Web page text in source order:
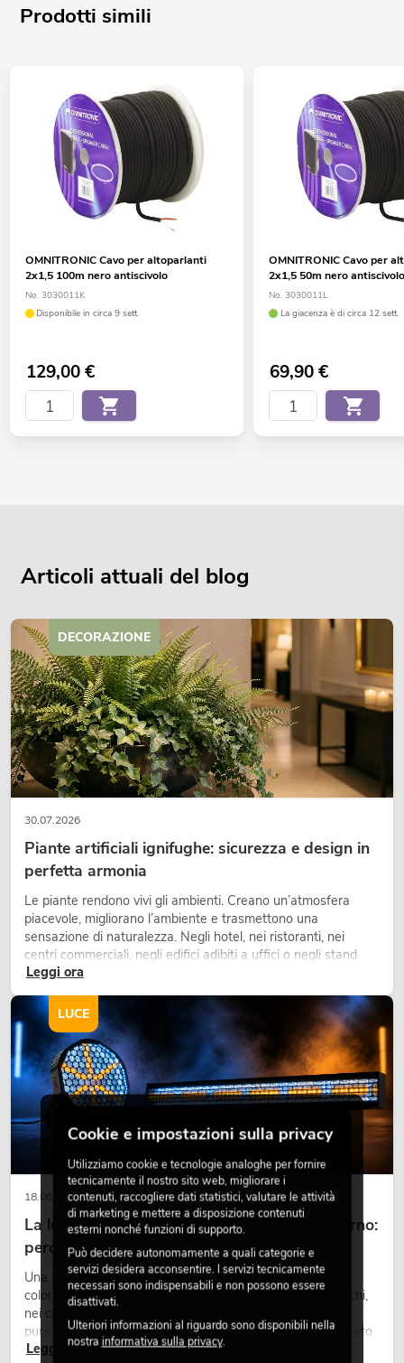
Prodotti simili
OMNITRONIC Cavo per altoparlanti
2x1,5 100m nero antiscivolo
No. 3030011K
Disponibile in circa 9 sett.
129,00€
OMNITRONIC Cavo per
2x1,5 50m nero
No. 3030011L
La giacenza è di circa 12 sett.
69,90€
Articoli attuali del blog
30.07.2026
Piante artificiali ignifughe: sicurezza e design in
perfetta armonia
Le piante rendono vivi gli ambienti. Creano un’atmosfera
piacevole, migliorano l’ambiente e trasmettono una
sensazione di naturalezza. Negli hotel, nei ristoranti, nei
centri commerciali, negli edifici adibiti a uffici o negli stand
fieristici, una vegetazione di alta qualità è ormai parte
integrante dei moderni progetti di arredamento.
Leggi ora
DECORAZIONE
18.06.2026
La luce retrò nel design illuminotecnico moderno:
perché la luce calda torna ad avere successo
Una luce molto calda, superfici luminose visibili e accenti
colorati caratterizzano molti lighting design attuali su palchi,
nei club e negli eventi. La luce rétro non è un effetto
puramente nostalgico, ma uno strumento di design utilizzato
in modo consapevole: crea atmosfera, dona carattere alle
Leggi ora
LUCE
Cookie e impostazioni sulla privacy
Utilizziamo cookie e tecnologie analoghe per fornire
tecnicamente il nostro sito web, migliorare i
contenuti, raccogliere dati statistici, valutare le attività
di marketing e mettere a disposizione contenuti
esterni nonché funzioni di supporto.
Può decidere autonomamente a quali categorie e
servizi desidera acconsentire. I servizi tecnicamente
necessari sono indispensabili e non possono essere
disattivati.
Ulteriori informazioni al riguardo sono disponibili nella
nostra informativa sulla privacy.